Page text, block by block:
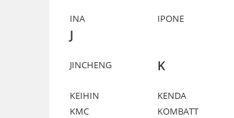
INA IPONE
J
JINCHENG K
KEIHIN
KENDA
KMC
KOMBATT